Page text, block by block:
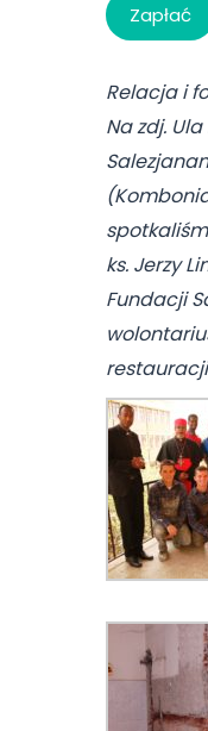
Relacja i
Na zdj.
ks. Jerzy
Fundacji